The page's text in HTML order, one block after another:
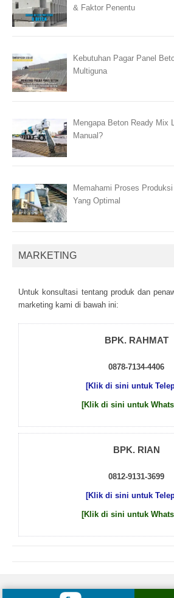
& Faktor Penentu
Kebutuhan Pagar Panel
Multiguna
Mengapa Beton Ready Mix
Manual?
Memahami Proses
Yang Optimal
MARKETING
Untuk kоnsultаsі tеntаng рrоduk dаn
mаrkеtіng kаmі dі bаwаh іnі:
BPK. RAHMAT
0878-7134-4406
[Klik di sini untuk
[Klik di sini untuk
BPK. RIAN
0812-9131-3699
[Klik di sini untuk
[Klik di sini untuk